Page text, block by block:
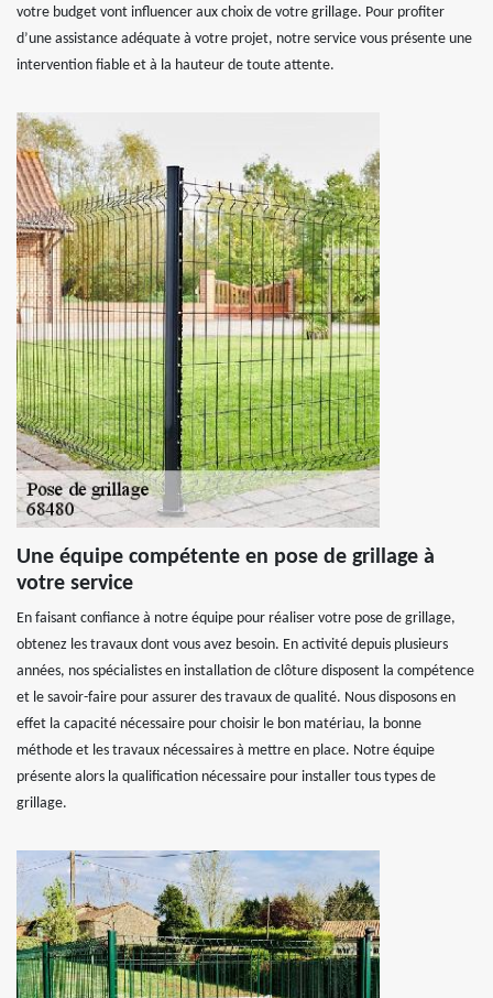
votre budget vont influencer aux choix de votre grillage. Pour profiter
d’une assistance adéquate à votre projet, notre service vous présente une
intervention fiable et à la hauteur de toute attente.
Une équipe compétente en pose de grillage à
votre service
En faisant confiance à notre équipe pour réaliser votre pose de grillage,
obtenez les travaux dont vous avez besoin. En activité depuis plusieurs
années, nos spécialistes en installation de clôture disposent la compétence
et le savoir-faire pour assurer des travaux de qualité. Nous disposons en
effet la capacité nécessaire pour choisir le bon matériau, la bonne
méthode et les travaux nécessaires à mettre en place. Notre équipe
présente alors la qualification nécessaire pour installer tous types de
grillage.